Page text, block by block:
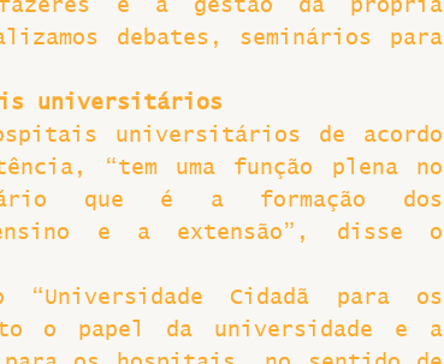
e a gestão da própria
debates, seminários para
universitários
universitários de acordo
“tem uma função plena no
que é a formação dos
e a extensão”, disse o
“Universidade Cidadã para os
o papel da universidade e a